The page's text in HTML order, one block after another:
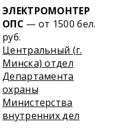
ЭЛЕКТРОМОНТЕР
ОПС — от 1500 бел.
руб.
Центральный (г.
Минска) отдел
Департамента
охраны
Министерства
внутренних дел